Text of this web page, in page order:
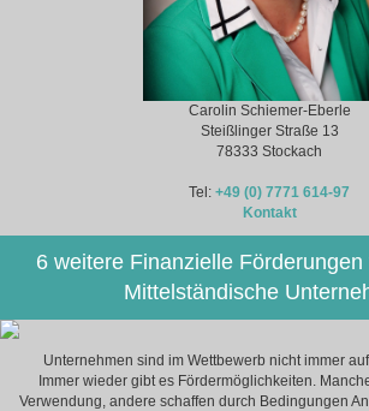
Carolin Schiemer-Eberle
Steißlinger Straße 13
78333 Stockach
Tel: +49 (0) 7771 614-97
Kontakt
6 weitere Finanzielle
Mittelständische
Unternehmen sind im Wettbewerb nicht immer
Immer wieder gibt es Fördermöglichkeiten.
Verwendung, andere schaffen durch Bedingungen